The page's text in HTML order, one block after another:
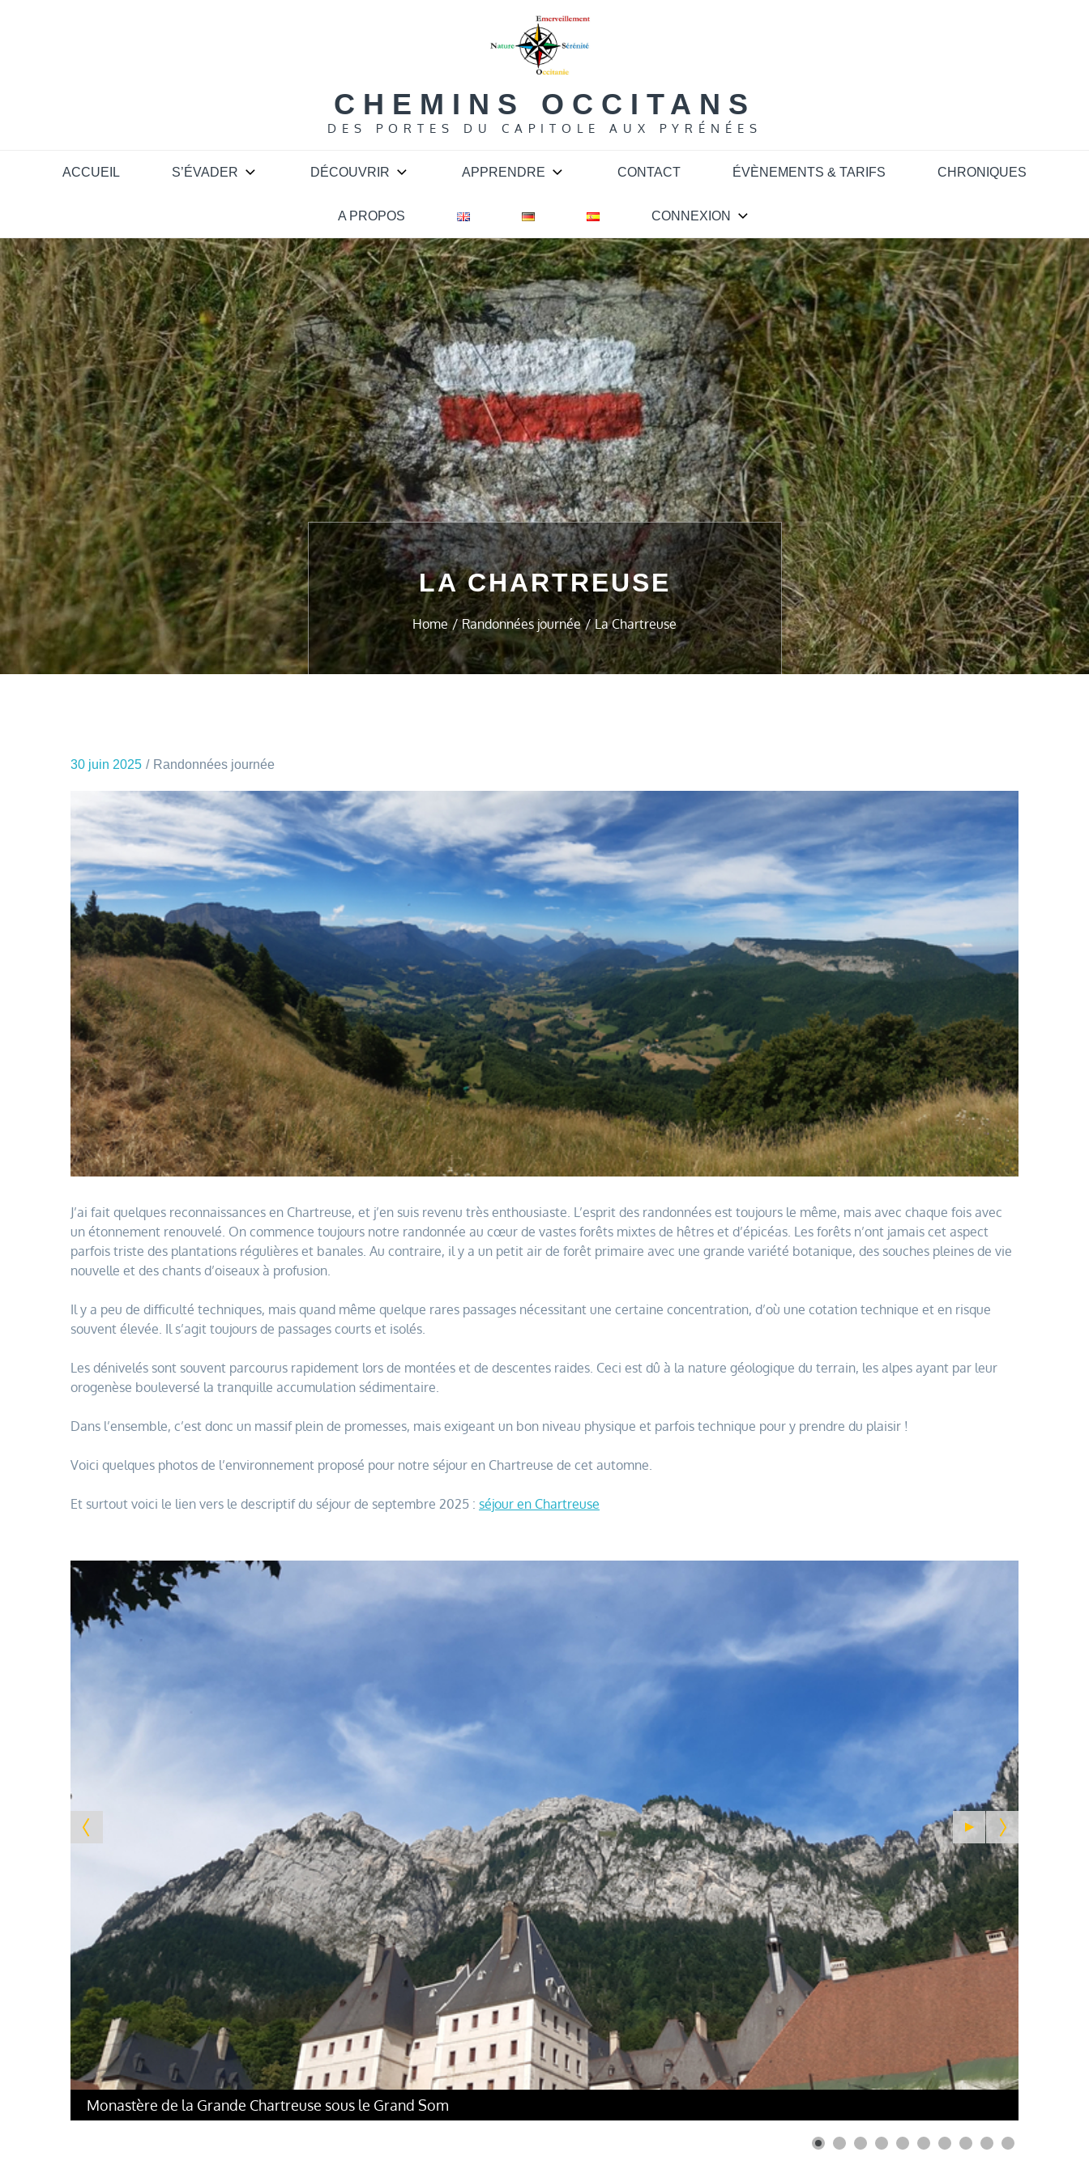
CHEMINS OCCITANS
DES PORTES DU CAPITOLE AUX PYRÉNÉES
ACCUEIL S’ÉVADER DÉCOUVRIR APPRENDRE CONTACT ÉVÈNEMENTS & TARIFS CHRONIQUES
A PROPOS CONNEXION
LA CHARTREUSE
Home Randonnées journée La Chartreuse
30 juin 2025 Randonnées journée
J’ai fait quelques reconnaissances en Chartreuse, et j’en suis revenu très enthousiaste. L’esprit des randonnées est toujours le même, mais avec chaque fois avec
un étonnement renouvelé. On commence toujours notre randonnée au cœur de vastes forêts mixtes de hêtres et d’épicéas. Les forêts n’ont jamais cet aspect
parfois triste des plantations régulières et banales. Au contraire, il y a un petit air de forêt primaire avec une grande variété botanique, des souches pleines de vie
nouvelle et des chants d’oiseaux à profusion.
Il y a peu de difficulté techniques, mais quand même quelque rares passages nécessitant une certaine concentration, d’où une cotation technique et en risque
souvent élevée. Il s’agit toujours de passages courts et isolés.
Les dénivelés sont souvent parcourus rapidement lors de montées et de descentes raides. Ceci est dû à la nature géologique du terrain, les alpes ayant par leur
orogenèse bouleversé la tranquille accumulation sédimentaire.
Dans l’ensemble, c’est donc un massif plein de promesses, mais exigeant un bon niveau physique et parfois technique pour y prendre du plaisir !
Voici quelques photos de l’environnement proposé pour notre séjour en Chartreuse de cet automne.
Et surtout voici le lien vers le descriptif du séjour de septembre 2025 : séjour en Chartreuse
Monastère de la Grande Chartreuse sous le Grand Som